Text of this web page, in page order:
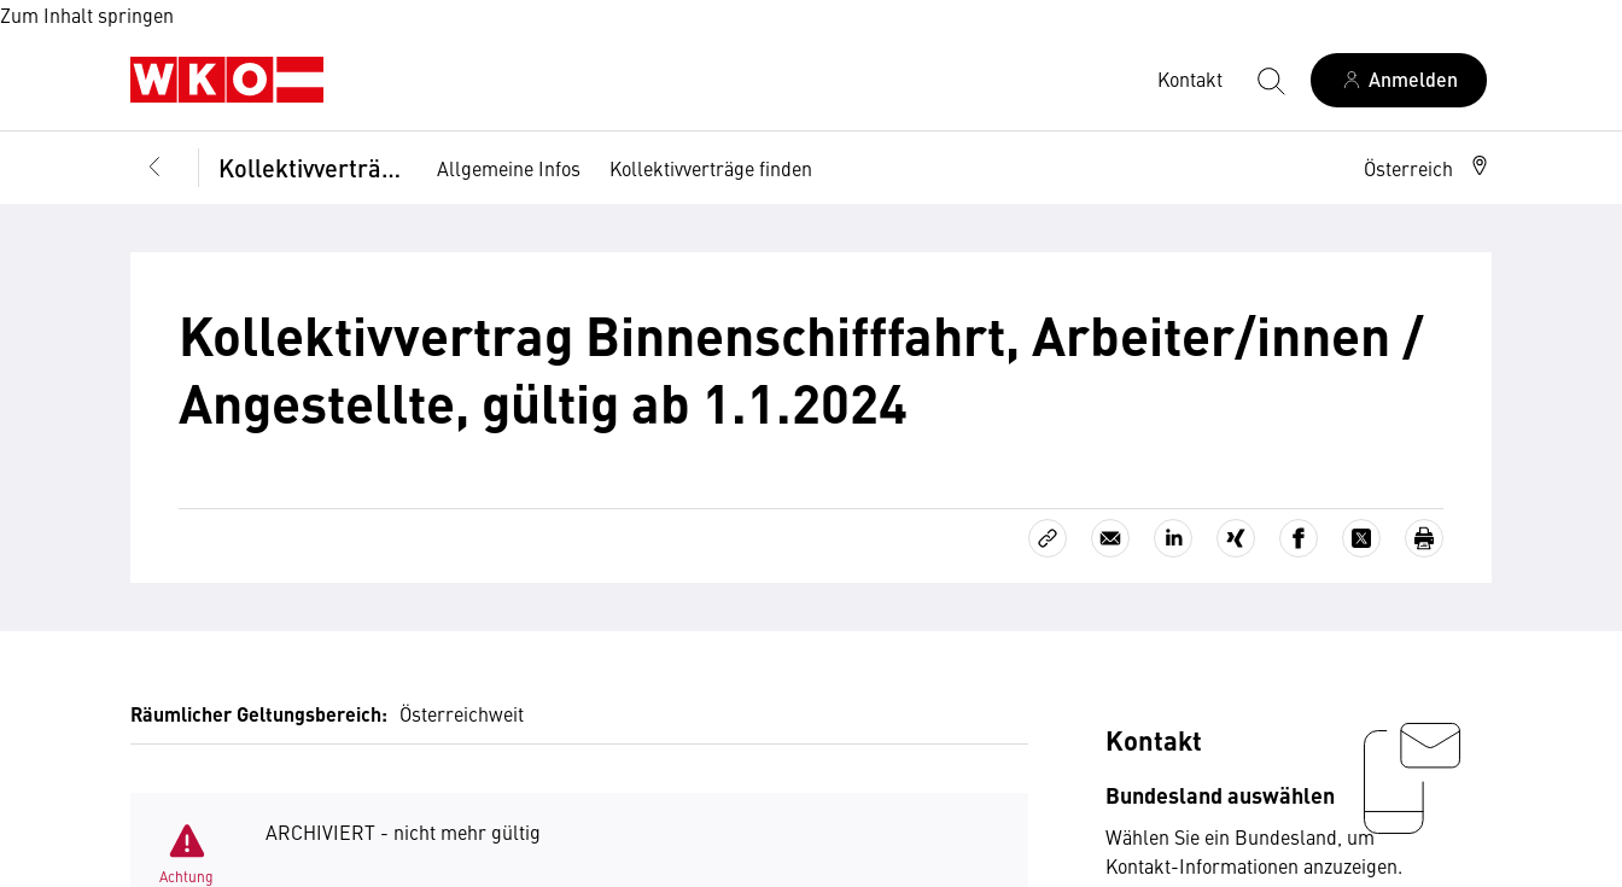
Zum Inhalt springen
Kontakt Anmelden
Kollektivverträge Allgemeine Infos Kollektivverträge finden Österreich
Kollektivvertrag Binnenschifffahrt, Arbeiter/innen /
Angestellte, gültig ab 1.1.2024
Räumlicher Geltungsbereich: Österreichweit
Achtung
ARCHIVIERT - nicht mehr gültig
Kontakt
Bundesland auswählen
Wählen Sie ein Bundesland, um
Kontakt-Informationen anzuzeigen.